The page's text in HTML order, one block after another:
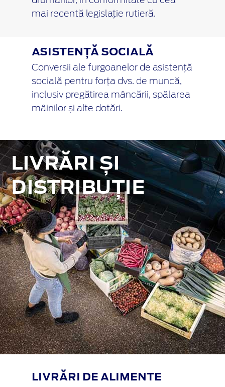
mai recentă legislație rutieră.
ASISTENȚĂ SOCIALĂ
Conversii ale furgoanelor de asistență
socială pentru forța dvs. de muncă,
inclusiv pregătirea mâncării, spălarea
mâinilor și alte dotări.
LIVRĂRI ȘI
DISTRIBUȚIE
LIVRĂRI DE ALIMENTE